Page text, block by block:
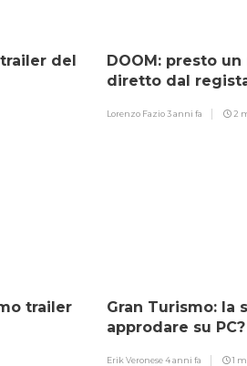
del
DOOM: presto
diretto dal
Lorenzo Fazio3 anni fa 2
trailer
Gran Turismo: la
approdare su PC?
Erik Veronese4 anni fa 1